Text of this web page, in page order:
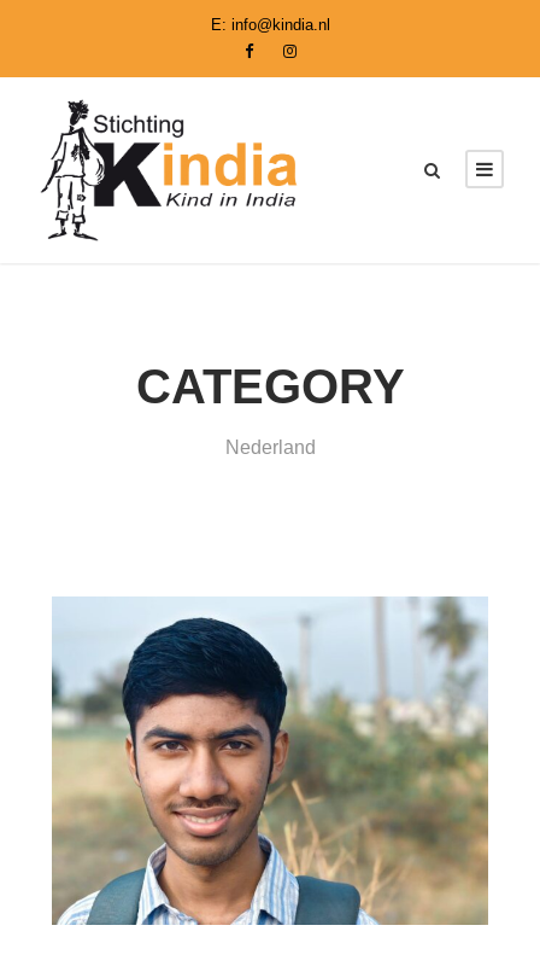
E: info@kindia.nl
CATEGORY
Nederland